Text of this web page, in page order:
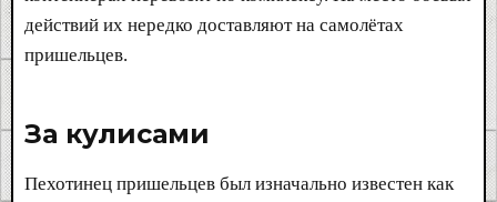
действий их нередко доставляют на самолётах
пришельцев.
За кулисами​
Пехотинец пришельцев был изначально известен как